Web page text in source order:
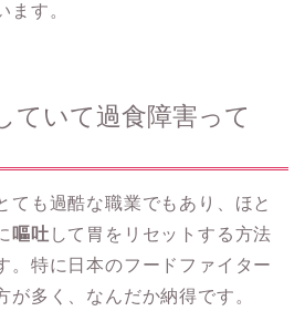
ます。
ていて過食障害って
ても過酷な職業でもあり、ほと
嘔吐 して胃をリセットする方法
。特に日本のフードファイター
が多く、なんだか納得です。